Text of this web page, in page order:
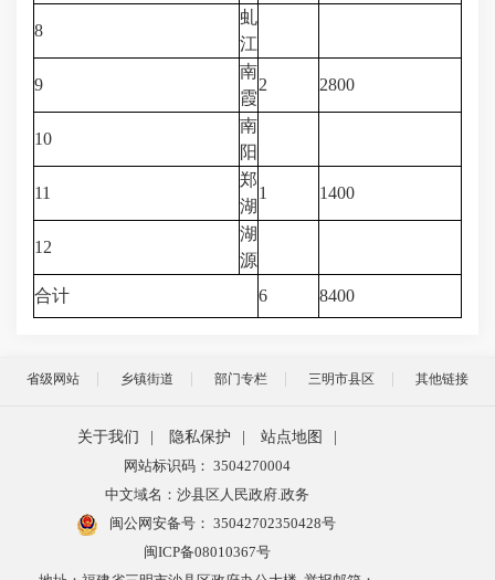
8
虬
江
9
南
霞
2 2800
10
南
阳
11
郑
湖
1 1400
12
湖
源
合计
6 8400
省级网站 乡镇街道 部门专栏 三明市县区 其他链接
关于我们 隐私保护 站点地图
网站标识码： 3504270004
中文域名：沙县区人民政府.政务
闽公网安备号： 35042702350428号
闽ICP备08010367号